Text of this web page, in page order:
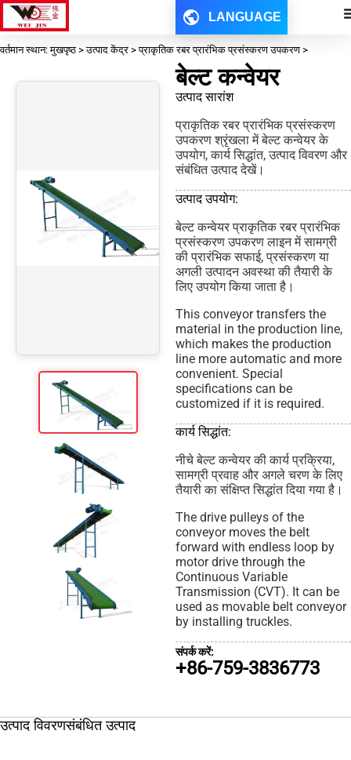
LANGUAGE
वर्तमान स्थान: मुखपृष्ठ > उत्पाद केंद्र > प्राकृतिक रबर प्रारंभिक प्रसंस्करण उपकरण >
बेल्ट कन्वेयर
उत्पाद सारांश
प्राकृतिक रबर प्रारंभिक प्रसंस्करण
उपकरण श्रृंखला में बेल्ट कन्वेयर के
उपयोग, कार्य सिद्धांत, उत्पाद विवरण और
संबंधित उत्पाद देखें।
उत्पाद उपयोग:
बेल्ट कन्वेयर प्राकृतिक रबर प्रारंभिक
प्रसंस्करण उपकरण लाइन में सामग्री
की प्रारंभिक सफाई, प्रसंस्करण या
अगली उत्पादन अवस्था की तैयारी के
लिए उपयोग किया जाता है।
This conveyor transfers the
material in the production line,
which makes the production
line more automatic and more
convenient. Special
specifications can be
customized if it is required.
कार्य सिद्धांत:
नीचे बेल्ट कन्वेयर की कार्य प्रक्रिया,
सामग्री प्रवाह और अगले चरण के लिए
तैयारी का संक्षिप्त सिद्धांत दिया गया है।
The drive pulleys of the
conveyor moves the belt
forward with endless loop by
motor drive through the
Continuous Variable
Transmission (CVT). It can be
used as movable belt conveyor
by installing truckles.
संपर्क करें:
+86-759-3836773
उत्पाद विवरणसंबंधित उत्पाद